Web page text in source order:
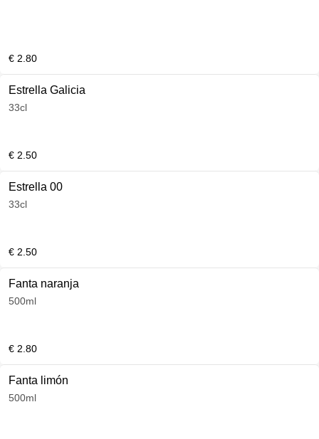
€ 2.80
Estrella Galicia
33cl
€ 2.50
Estrella 00
33cl
€ 2.50
Fanta naranja
500ml
€ 2.80
Fanta limón
500ml